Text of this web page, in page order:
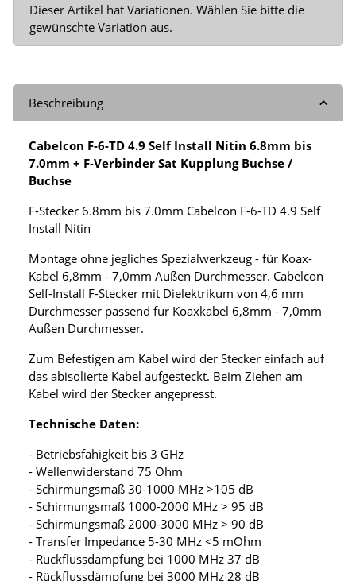
x
Dieser Artikel hat Variationen. Wählen Sie bitte die
gewünschte Variation aus.
Beschreibung
Cabelcon F-6-TD 4.9 Self Install Nitin 6.8mm bis
7.0mm + F-Verbinder Sat Kupplung Buchse /
Buchse
F-Stecker 6.8mm bis 7.0mm Cabelcon F-6-TD 4.9 Self
Install Nitin
Montage ohne jegliches Spezialwerkzeug - für Koax-
Kabel 6,8mm - 7,0mm Außen Durchmesser. Cabelcon
Self-Install F-Stecker mit Dielektrikum von 4,6 mm
Durchmesser passend für Koaxkabel 6,8mm - 7,0mm
Außen Durchmesser.
Zum Befestigen am Kabel wird der Stecker einfach auf
das abisolierte Kabel aufgesteckt. Beim Ziehen am
Kabel wird der Stecker angepresst.
Technische Daten:
- Betriebsfähigkeit bis 3 GHz
- Wellenwiderstand 75 Ohm
- Schirmungsmaß 30-1000 MHz >105 dB
- Schirmungsmaß 1000-2000 MHz > 95 dB
- Schirmungsmaß 2000-3000 MHz > 90 dB
- Transfer Impedance 5-30 MHz <5 mOhm
- Rückflussdämpfung bei 1000 MHz 37 dB
- Rückflussdämpfung bei 3000 MHz 28 dB